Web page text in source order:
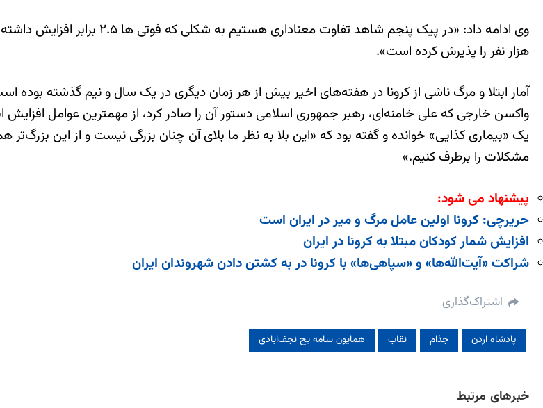
هزار نفر را پذیرش کرده است».
آمار ابتلا و مرگ ناشی از کرونا در هفته‌های اخیر بیش از هر زمان دیگری در یک سال و نیم گذشته بوده
واکسن خارجی که علی خامنه‌ای، رهبر جمهوری اسلامی دستور آن را صادر کرد، از مهمترین عوامل افزایش
یک «بیماری کذایی» خوانده و گفته بود که «این بلا به نظر ما بلای آن چنان بزرگی نیست و از این
مشکلات را برطرف کنیم.»
پیشنهاد می شود:
حریرچی: کرونا اولین عامل مرگ ‌و میر در ایران است
افزایش شمار کودکان مبتلا به کرونا در ایران
شراکت «آیت‌الله‌ها» و «سپاهی‌ها» با کرونا در به کشتن دادن شهروندان ایران
اشتراک‌گذاری
پادشاه اردن جذام نقاب همایون سامه یح نجف‌ابادی
خبرهای مرتبط